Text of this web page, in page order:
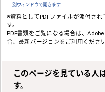
別ウィンドウで開きます
※資料としてPDFファイルが添付さ
す。
PDF書類をご覧になる場合は、Adobe
合、最新バージョンをご利用ください
このページを見ている人
す。